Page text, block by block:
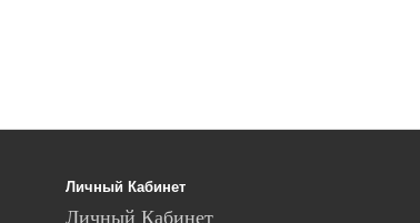
Личный Кабинет
Личный Кабинет